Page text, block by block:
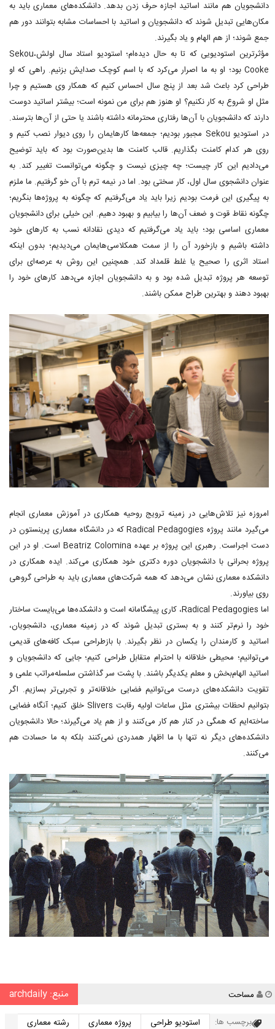
دانشجویان هم مانند اساتید اجازه حرف زدن بدهد. دانشکده‌های معماری باید به
مکان‌هایی تبدیل شوند که دانشجویان و اساتید با احساسات مشابه بتوانند دور هم
جمع شوند؛ از هم الهام و یاد بگیرند.
مؤثرترین استودیویی که تا به حال دیده‌ام؛ استودیو استاد سال اولش،Sekou
Cooke بود؛ او به ما اصرار می‌کرد که با اسم کوچک صدایش بزنیم. راهی که او
طراحی کرد باعث شد بعد از پنج سال احساس کنیم که همکار وی هستیم و چرا
مثل او شروع به کار نکنیم؟ او هنوز هم برای من نمونه است؛ بیشتر اساتید دوست
دارند که دانشجویان با آن‌ها رفتاری محترمانه داشته باشند یا حتی از آن‌ها بترسند.
در استودیو Sekou مجبور بودیم؛ جمعه‌ها کارهایمان را روی دیوار نصب کنیم و
روی هر کدام کامنت بگذاریم. قالب کامنت ها بدین‌صورت بود که باید توضیح
می‌دادیم این کار چیست؛ چه چیزی نیست و چگونه می‌توانست تغییر کند. به
عنوان دانشجوی سال اول، کار سختی بود. اما در نیمه ترم با آن خو گرفتیم. ما ملزم
به پیگیری این فرمت بودیم زیرا باید یاد می‌گرفتیم که چگونه به پروژه‌ها بنگریم؛
چگونه نقاط قوت و ضعف آن‌ها را بیابیم و بهبود دهیم. این خیلی برای دانشجویان
معماری اساسی بود؛ باید یاد می‌گرفتیم که دیدی نقادانه نسب به کارهای خود
داشته باشیم و بازخورد آن را از سمت همکلاسی‌هایمان می‌دیدیم؛ بدون اینکه
استاد اثری را صحیح یا غلط قلمداد کند. همچنین این روش به عرصه‌ای برای
توسعه هر پروژه تبدیل شده بود و به دانشجویان اجازه می‌دهد کارهای خود را
بهبود دهند و بهترین طراح ممکن باشند.
امروزه نیز تلاش‌هایی در زمینه ترویج روحیه همکاری در آموزش معماری انجام
می‌گیرد مانند پروژه Radical Pedagogies که در دانشگاه معماری پرینستون در
دست اجراست. رهبری این پروژه بر عهده Beatriz Colomina است. او در این
پروژه بحرانی با دانشجویان دوره دکتری خود همکاری می‌کند. ایده همکاری در
دانشکده معماری نشان می‌دهد که همه شرکت‌های معماری باید به طراحی گروهی
روی بیاورند.
اما Radical Pedagogies، کاری پیشگامانه است و دانشکده‌ها می‌بایست ساختار
خود را نرم‌تر کنند و به بستری تبدیل شوند که در زمینه معماری، دانشجویان،
اساتید و کارمندان را یکسان در نظر بگیرند. با بازطراحی سبک کافه‌های قدیمی
می‌توانیم؛ محیطی خلاقانه با احترام متقابل طراحی کنیم؛ جایی که دانشجویان و
اساتید الهام‌بخش و معلم یکدیگر باشند. با پشت سر گذاشتن سلسله‌مراتب علمی و
تقویت دانشکده‌های درست می‌توانیم فضایی خلاقانه‌تر و تجربی‌تر بسازیم. اگر
بتوانیم لحظات بیشتری مثل ساعات اولیه رقابت Slivers خلق کنیم؛ آنگاه فضایی
ساخته‌ایم که همگی در کنار هم کار می‌کنند و از هم یاد می‌گیرند؛ حالا دانشجویان
دانشکده‌های دیگر نه تنها با ما اظهار همدردی نمی‌کنند بلکه به ما حسادت هم
می‌کنند.
نویسنده
مساحت منبع: archdaily
برچسب ها: استودیو طراحی پروژه معماری
رشته معماری